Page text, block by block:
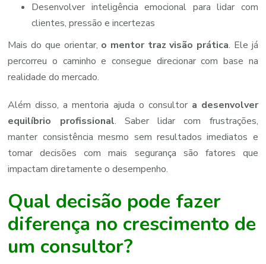
Desenvolver inteligência emocional para lidar com
clientes, pressão e incertezas
Mais do que orientar, o mentor traz visão prática. Ele já
percorreu o caminho e consegue direcionar com base na
realidade do mercado.
Além disso, a mentoria ajuda o consultor a desenvolver
equilíbrio profissional. Saber lidar com frustrações,
manter consistência mesmo sem resultados imediatos e
tomar decisões com mais segurança são fatores que
impactam diretamente o desempenho.
Qual decisão pode fazer
diferença no crescimento de
um consultor?